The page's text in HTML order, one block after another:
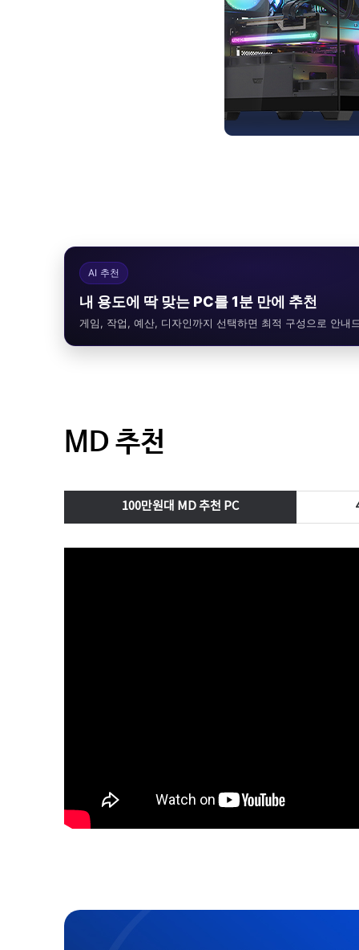
AI 추천
내 용도에 딱 맞는 PC를 1분 만에 추천
게임, 작업, 예산, 디자인까지 선택하면 최적 구성으로 안내
MD 추천
100만원대 MD 추천 PC